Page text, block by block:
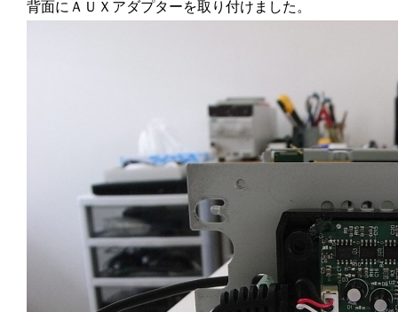
背面にＡＵＸアダプターを取り付けました。